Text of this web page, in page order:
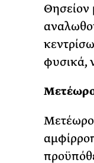
Θησείον
φυσικά,